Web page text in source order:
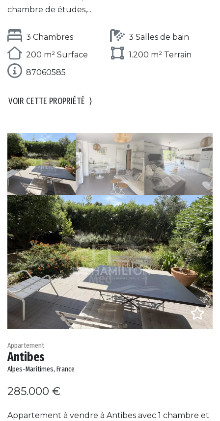
chambre de études,...
3 Chambres
3 Salles de bain
200 m² Surface
1.200 m² Terrain
87060585
VOIR CETTE PROPRIÉTÉ ⟩
Appartement
Antibes
Alpes-Maritimes, France
285.000 €
Appartement à vendre à Antibes avec 1 chambre et